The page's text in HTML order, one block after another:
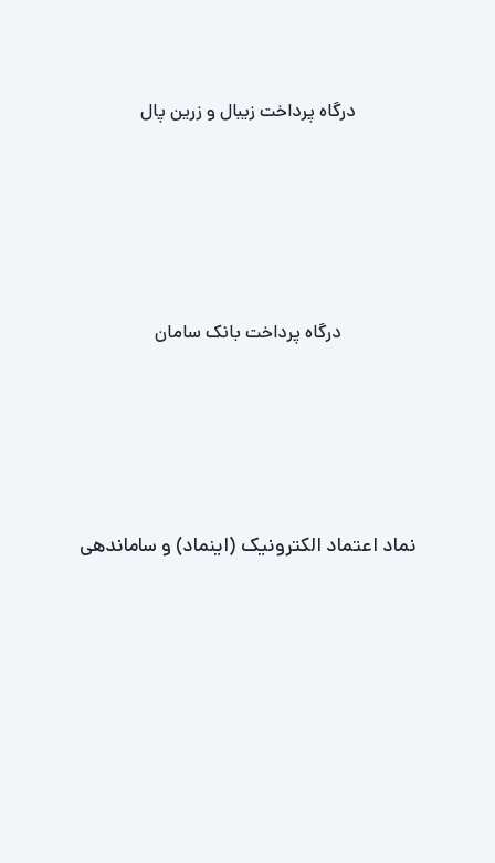
درگاه پرداخت زیبال و زرین پال
درگاه پرداخت بانک سامان
نماد اعتماد الکترونیک (اینماد) و ساماندهی